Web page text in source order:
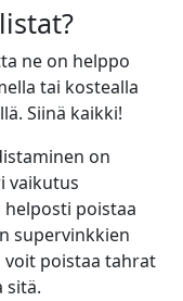
ne on helppo
tai kostealla
Siinä kaikki!
on
vaikutus
poistaa
supervinkkien
voit poistaa tahrat
sitä.